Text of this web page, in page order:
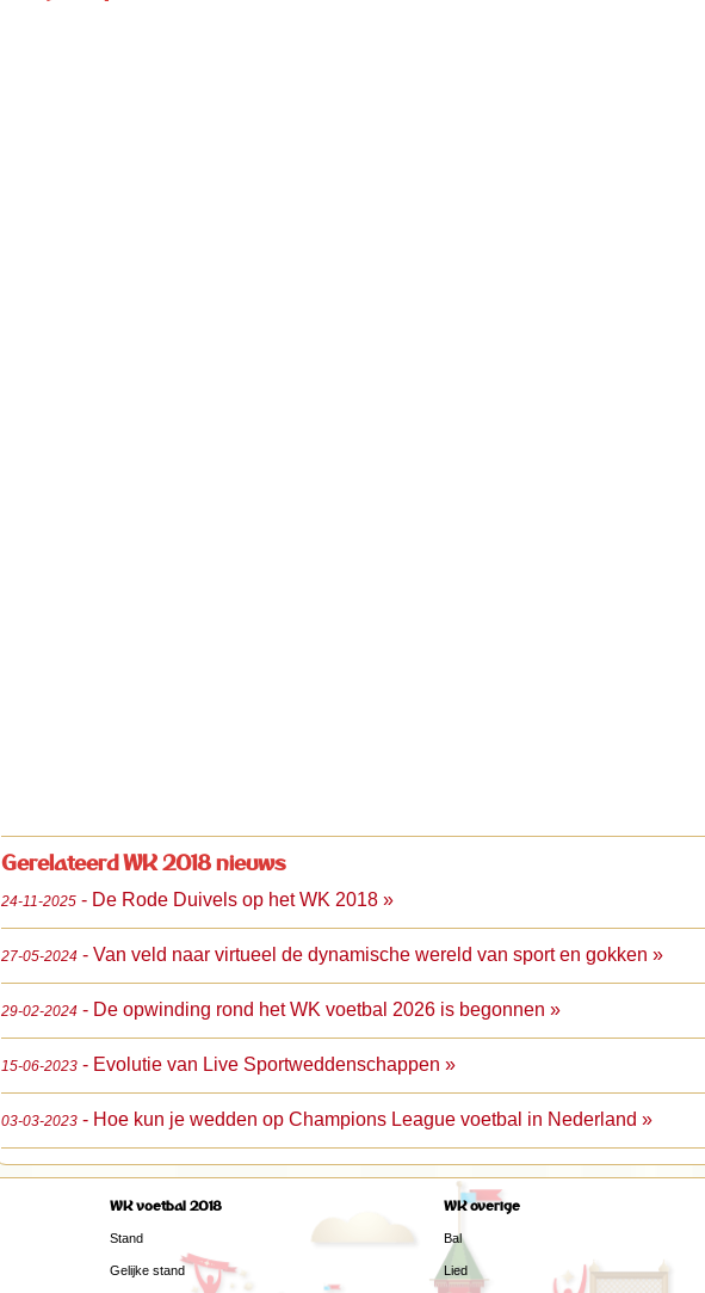
Gerelateerd WK 2018 nieuws
24-11-2025 - De Rode Duivels op het WK 2018 »
27-05-2024 - Van veld naar virtueel de dynamische wereld van sport en gokken »
29-02-2024 - De opwinding rond het WK voetbal 2026 is begonnen »
15-06-2023 - Evolutie van Live Sportweddenschappen »
03-03-2023 - Hoe kun je wedden op Champions League voetbal in Nederland »
WK voetbal 2018
Stand
Gelijke stand
WK overige
Bal
Lied